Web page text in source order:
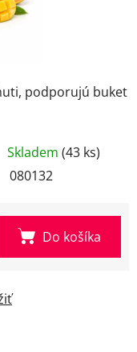
podporujú buket
Skladem (43 ks)
080132
Do košíka